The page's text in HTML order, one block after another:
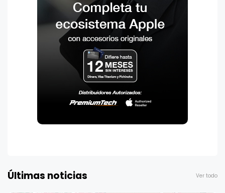
Últimas noticias Ver todo